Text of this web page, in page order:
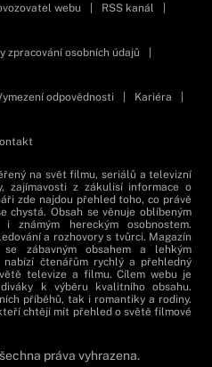
webu RSS kanál
zpracování osobních údajů
odpovědnosti Kariéra
na svět filmu, seriálů a televizní
zajímavosti z zákulisí informace o
zde najdou přehled toho, co právě
chystá. Obsah se věnuje oblíbeným
známým hereckým osobnostem.
a rozhovory s tvůrci. Magazín
zábavným obsahem a lehkým
nabízí čtenářům rychlý a přehledný
televize a filmu. Cílem webu je
k výběru kvalitního obsahu.
příběhů, tak i romantiky a rodiny.
chtějí mít přehled o světě filmové
práva vyhrazena.